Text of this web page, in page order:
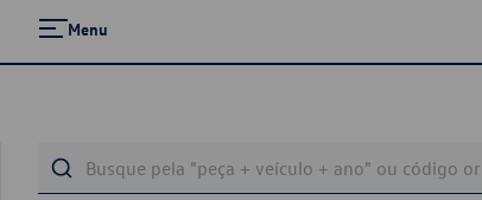
Menu